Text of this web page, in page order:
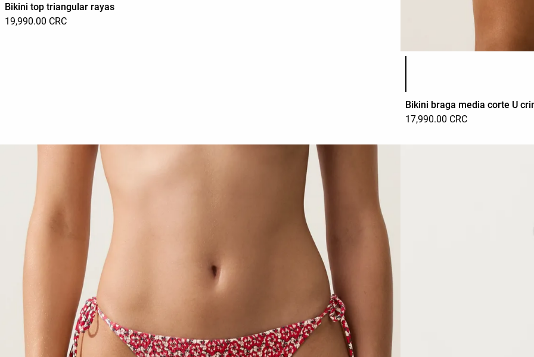
Bikini top triangular rayas
19,990.00 CRC
Lista de colores del producto
Bikini braga media corte U
17,990.00 CRC